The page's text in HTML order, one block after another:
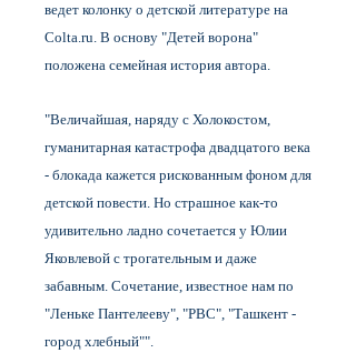
ведет колонку о детской литературе на
Colta.ru. В основу "Детей ворона"
положена семейная история автора.
"Величайшая, наряду с Холокостом,
гуманитарная катастрофа двадцатого века
- блокада кажется рискованным фоном для
детской повести. Но страшное как-то
удивительно ладно сочетается у Юлии
Яковлевой с трогательным и даже
забавным. Сочетание, известное нам по
"Леньке Пантелееву", "РВС", "Ташкент -
город хлебный"".